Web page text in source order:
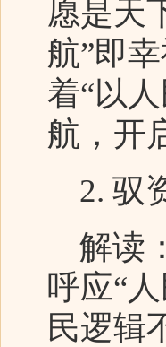
愿是天
航”即
着“以
航，开
2. 驭
解读
呼应“
民逻辑